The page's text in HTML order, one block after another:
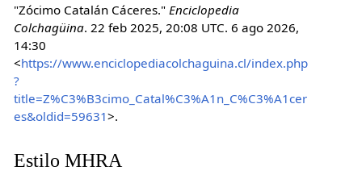
"Zócimo Catalán Cáceres." Enciclopedia
Colchagüina. 22 feb 2025, 20:08 UTC. 6 ago 2026,
14:30
<https://www.enciclopediacolchaguina.cl/index.php
?
title=Z%C3%B3cimo_Catal%C3%A1n_C%C3%A1cer
es&oldid=59631>.
Estilo MHRA